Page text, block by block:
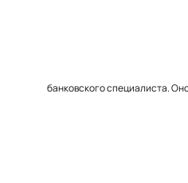
банковского специалиста.